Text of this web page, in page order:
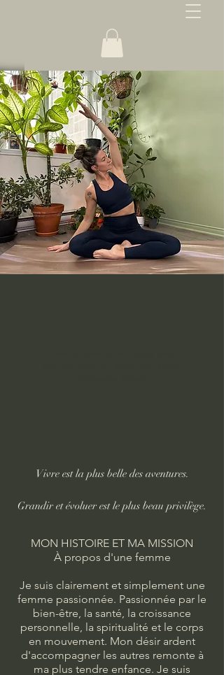
Vivre est la plus belle des aventures.
Grandir et évoluer est le plus beau privilège.
MON HISTOIRE ET MA MISSION
À propos d'une femme
Je suis clairement et simplement une
femme passionnée. Passionnée par le
bien-être, la santé, la croissance
personnelle, la spiritualité et le corps
en mouvement. Mon désir ardent
d'accompagner les autres remonte à
ma plus tendre enfance. Je suis